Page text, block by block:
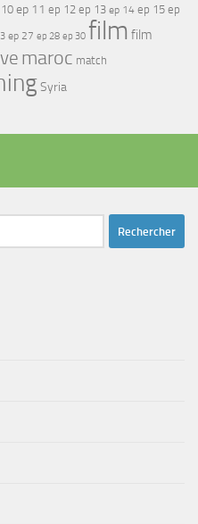
ep 11 ep 12 ep 13 ep 14 ep 15 ep
ep 27 ep 28 ep 30 film film
maroc match
Syria